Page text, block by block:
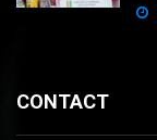
CONTACT